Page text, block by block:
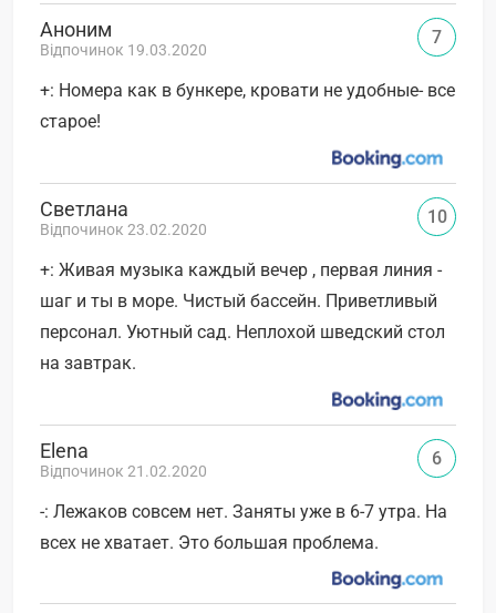
Аноним
Відпочинок 19.03.2020
+: Номера как в бункере, кровати не удобные- все
старое!
7
Светлана
Відпочинок 23.02.2020
+: Живая музыка каждый вечер , первая линия -
шаг и ты в море. Чистый бассейн. Приветливый
персонал. Уютный сад. Неплохой шведский стол
на завтрак.
10
Elena
Відпочинок 21.02.2020
-: Лежаков совсем нет. Заняты уже в 6-7 утра. На
всех не хватает. Это большая проблема.
6